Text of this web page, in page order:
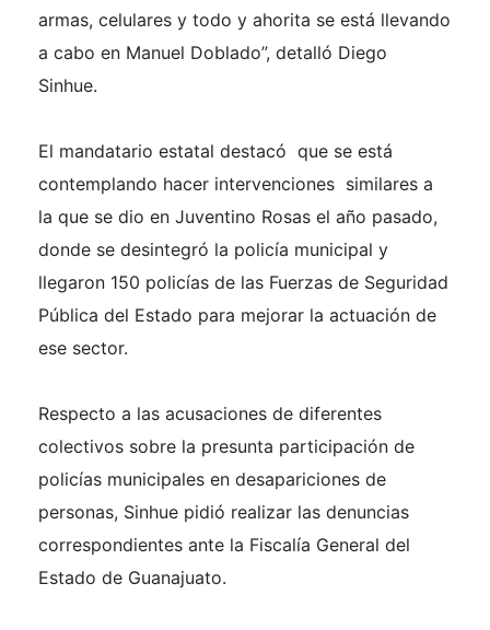
armas, celulares y todo y ahorita se está llevando
a cabo en Manuel Doblado”, detalló Diego
Sinhue.
El mandatario estatal destacó que se está
contemplando hacer intervenciones similares a
la que se dio en Juventino Rosas el año pasado,
donde se desintegró la policía municipal y
llegaron 150 policías de las Fuerzas de Seguridad
Pública del Estado para mejorar la actuación de
ese sector.
Respecto a las acusaciones de diferentes
colectivos sobre la presunta participación de
policías municipales en desapariciones de
personas, Sinhue pidió realizar las denuncias
correspondientes ante la Fiscalía General del
Estado de Guanajuato.